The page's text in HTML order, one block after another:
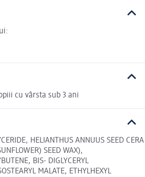
cu vârsta sub 3 ani
HELIANTHUS ANNUUS SEED CERA
SEED WAX),
BIS- DIGLYCERYL
MALATE, ETHYLHEXYL